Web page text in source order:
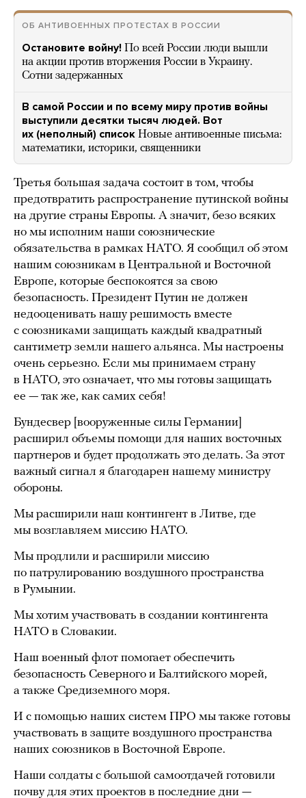
ОБ АНТИВОЕННЫХ ПРОТЕСТАХ В РОССИИ
Остановите войну! По всей России люди вышли
на акции против вторжения России в Украину.
Сотни задержанных
В самой России и по всему миру против войны
выступили десятки тысяч людей. Вот
их (неполный) список Новые антивоенные письма:
математики, историки, священники
Третья большая задача состоит в том, чтобы
предотвратить распространение путинской войны
на другие страны Европы. А значит, безо всяких
но мы исполним наши союзнические
обязательства в рамках НАТО. Я сообщил об этом
нашим союзникам в Центральной и Восточной
Европе, которые беспокоятся за свою
безопасность. Президент Путин не должен
недооценивать нашу решимость вместе
с союзниками защищать каждый квадратный
сантиметр земли нашего альянса. Мы настроены
очень серьезно. Если мы принимаем страну
в НАТО, это означает, что мы готовы защищать
ее — так же, как самих себя!
Бундесвер [вооруженные силы Германии]
расширил объемы помощи для наших восточных
партнеров и будет продолжать это делать. За этот
важный сигнал я благодарен нашему министру
обороны.
Мы расширили наш контингент в Литве, где
мы возглавляем миссию НАТО.
Мы продлили и расширили миссию
по патрулированию воздушного пространства
в Румынии.
Мы хотим участвовать в создании контингента
НАТО в Словакии.
Наш военный флот помогает обеспечить
безопасность Северного и Балтийского морей,
а также Средиземного моря.
И с помощью наших систем ПРО мы также готовы
участвовать в защите воздушного пространства
наших союзников в Восточной Европе.
Наши солдаты с большой самоотдачей готовили
почву для этих проектов в последние дни —